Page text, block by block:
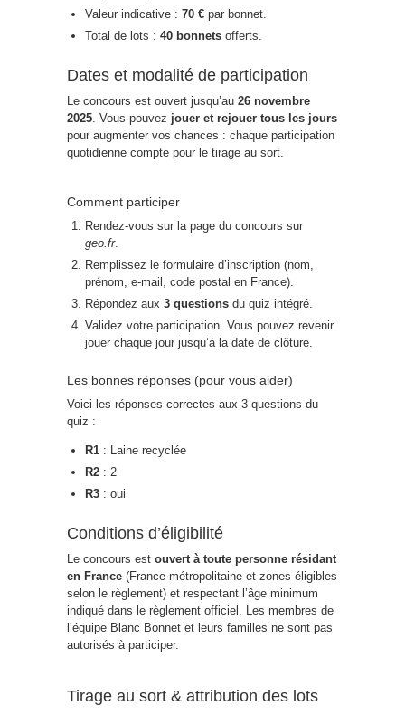
Valeur indicative : 70 € par bonnet.
Total de lots : 40 bonnets offerts.
Dates et modalité de participation
Le concours est ouvert jusqu’au 26 novembre
2025 . Vous pouvez jouer et rejouer tous les jours
pour augmenter vos chances : chaque participation
quotidienne compte pour le tirage au sort.
Comment participer
Rendez-vous sur la page du concours sur
geo.fr.
Remplissez le formulaire d’inscription (nom,
prénom, e-mail, code postal en France).
Répondez aux 3 questions du quiz intégré.
Validez votre participation. Vous pouvez revenir
jouer chaque jour jusqu’à la date de clôture.
Les bonnes réponses (pour vous aider)
Voici les réponses correctes aux 3 questions du
quiz :
R1 : Laine recyclée
R2 : 2
R3 : oui
Conditions d’éligibilité
Le concours est ouvert à toute personne résidant
en France (France métropolitaine et zones éligibles
selon le règlement) et respectant l’âge minimum
indiqué dans le règlement officiel. Les membres de
l’équipe Blanc Bonnet et leurs familles ne sont pas
autorisés à participer.
Tirage au sort & attribution des lots